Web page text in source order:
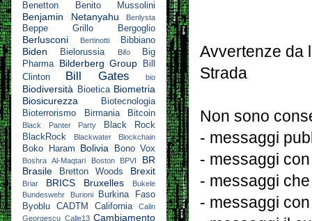
Avvertenze da
Strada
Non sono
- messaggi
- messaggi
- messaggi
- messaggi
Benetton
Benito Mussolini
Benjamin Netanyahu Benlysta
Beppe Grillo Bergoglio
Berlusconi Bertinotti Bibbiano
Biden Bielorussia Bifo
Big
Pharma
Bilderberg Group
Bill
Clinton
Bill Gates bio
Biodiversità Bioetica Biometria
Biosicurezza
Biotecnologia
Bioterrorismo
Birmania Bitcoin
Black Panter Party
Black Rock
BlackRock
Blackwater Blockchain
Boko Haram Bolivia Bono Vox
Boshra Al-Maqtari Boston BPVI
BR
Brasile
Bretton Woods Brexit
Briar BRICS Bruxelles
Bukele
Bundeswehr
Burioni
Burkina Faso
Byoblu
CADTM California
Calin
Georgescu Calle13 Cambiamento